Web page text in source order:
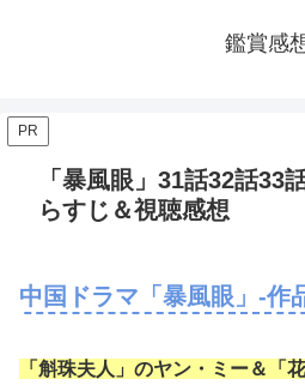
鑑賞感
PR
「暴風眼」31話32話33
らすじ＆視聴感想
中国ドラマ「暴風眼」-作
「斛珠夫人」のヤン・ミー＆「